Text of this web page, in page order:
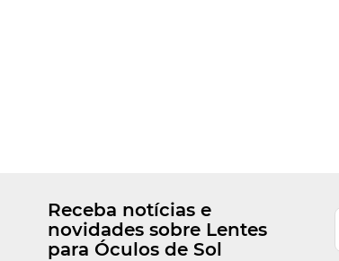
Receba notícias e
novidades sobre Lentes
para Óculos de Sol